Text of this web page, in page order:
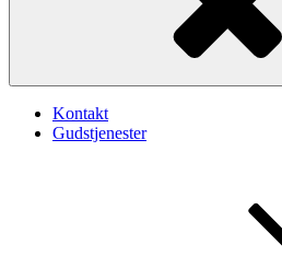
Kontakt
Gudstjenester